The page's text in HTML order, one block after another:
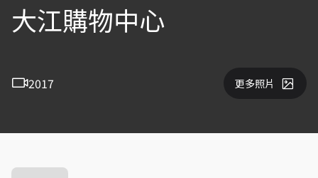
大江購物中心
2017 更多照片